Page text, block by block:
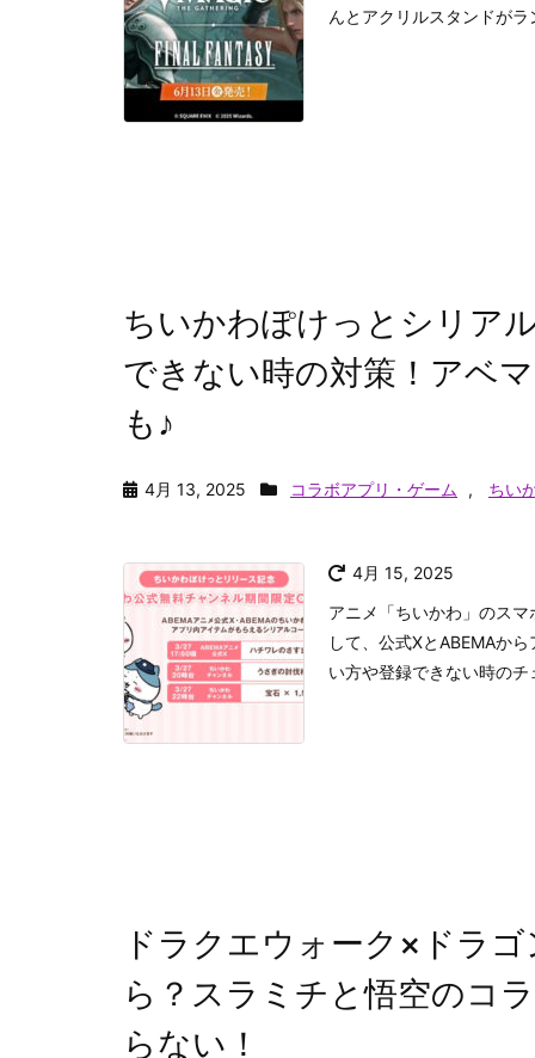
んとアクリルスタンドが
ちいかわぽけっとシリア
できない時の対策！アベ
も♪
4月 13, 2025 コラボアプリ・ゲーム , ちい
4月 15, 2025
アニメ「ちいかわ」のス
して、公式XとABEMAか
い方や登録できない時の
ドラクエウォーク×ドラ
ら？スラミチと悟空のコ
らない！